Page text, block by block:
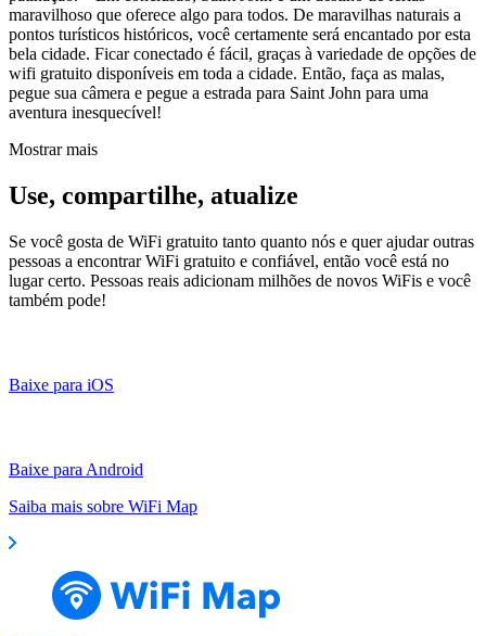
maravilhoso que oferece algo para todos. De maravilhas naturais a
pontos turísticos históricos, você certamente será encantado por esta
bela cidade. Ficar conectado é fácil, graças à variedade de opções de
wifi gratuito disponíveis em toda a cidade. Então, faça as malas,
pegue sua câmera e pegue a estrada para Saint John para uma
aventura inesquecível!
Mostrar mais
Use, compartilhe, atualize
Se você gosta de WiFi gratuito tanto quanto nós e quer ajudar outras
pessoas a encontrar WiFi gratuito e confiável, então você está no
lugar certo. Pessoas reais adicionam milhões de novos WiFis e você
também pode!
Baixe para iOS
Baixe para Android
Saiba mais sobre WiFi Map